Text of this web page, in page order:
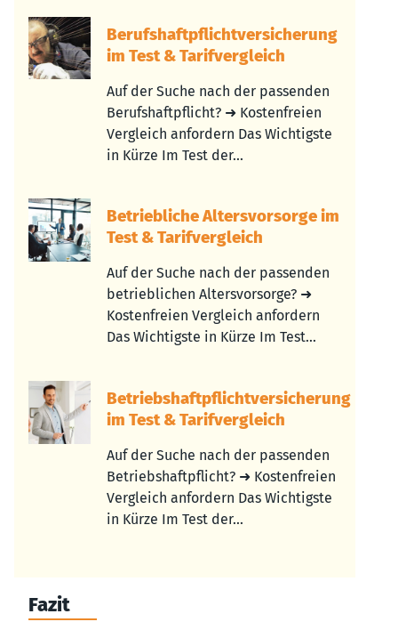
Berufshaftpflichtversicherung
im Test & Tarifvergleich
Auf der Suche nach der passenden
Berufshaftpflicht? ➜ Kostenfreien
Vergleich anfordern Das Wichtigste
in Kürze Im Test der...
Betriebliche Altersvorsorge im
Test & Tarifvergleich
Auf der Suche nach der passenden
betrieblichen Altersvorsorge? ➜
Kostenfreien Vergleich anfordern
Das Wichtigste in Kürze Im Test...
Betriebshaftpflichtversicherung
im Test & Tarifvergleich
Auf der Suche nach der passenden
Betriebshaftpflicht? ➜ Kostenfreien
Vergleich anfordern Das Wichtigste
in Kürze Im Test der...
Fazit